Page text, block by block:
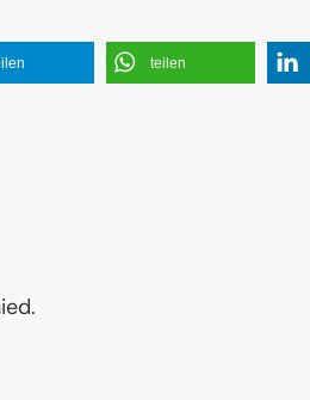
teilen